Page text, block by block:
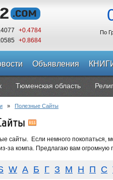
+0.4784
+0.8684
По
Объявления
Тюменская область
» Полезные Сайты
сайты. Если немного покопаться,
за компа. Предлагаю вам огромную
W А Б Г З М Н П С